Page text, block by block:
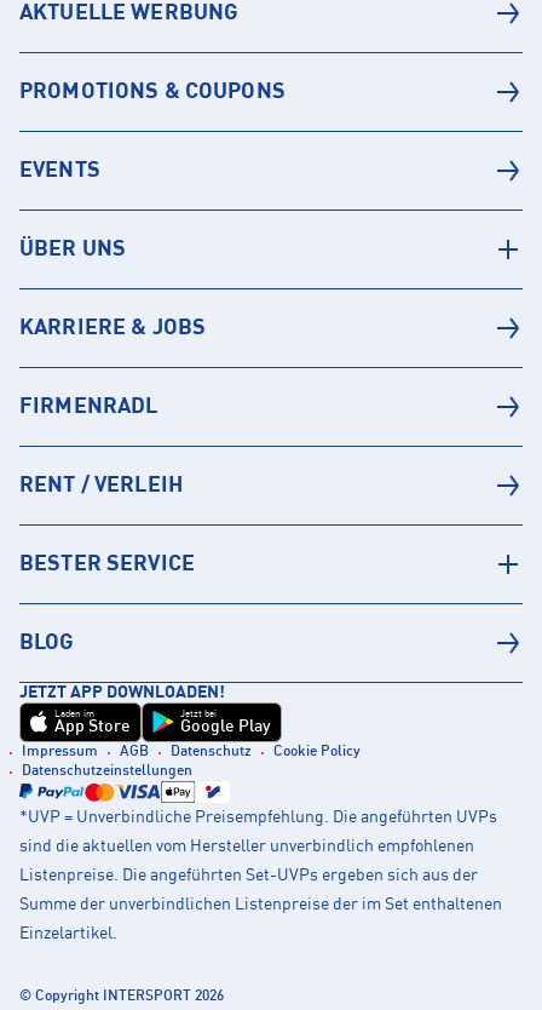
AKTUELLE WERBUNG
PROMOTIONS & COUPONS
EVENTS
ÜBER UNS
KARRIERE & JOBS
FIRMENRADL
RENT / VERLEIH
BESTER SERVICE
BLOG
JETZT APP DOWNLOADEN!
Laden im
App Store
Jetzt bei
Google Play
Impressum AGB Datenschutz
Cookie Policy
Datenschutzeinstellungen
*UVP = Unverbindliche Preisempfehlung. Die angeführten UVPs
sind die aktuellen vom Hersteller unverbindlich empfohlenen
Listenpreise. Die angeführten Set-UVPs ergeben sich aus der
Summe der unverbindlichen Listenpreise der im Set enthaltenen
Einzelartikel.
© Copyright INTERSPORT 2026